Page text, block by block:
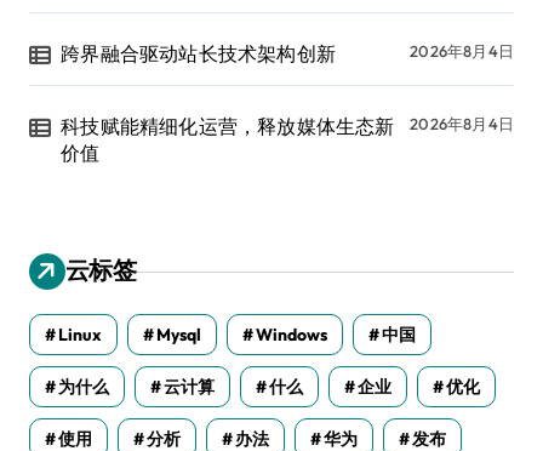
跨界融合驱动站长技术架构创新 2026年8月4日
科技赋能精细化运营，释放媒体生态新
价值
2026年8月4日
云标签
Linux Mysql Windows 中国
为什么 云计算 什么 企业 优化
使用 分析 办法 华为 发布